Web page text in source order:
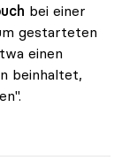
bei einer
gestarteten
einen
beinhaltet,
sehen\"